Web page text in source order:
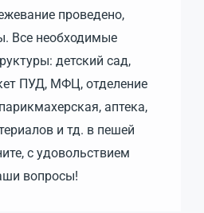
проведено,
Все необходимые
детский сад,
ПУД, МФЦ, отделение
аптека,
и тд. в пешей
с удовольствием
вопросы!